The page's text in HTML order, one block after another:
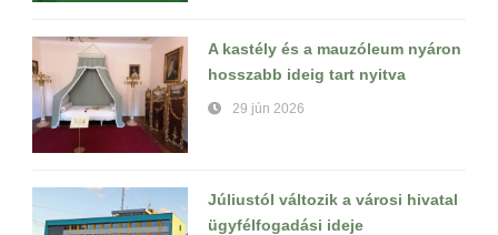
A kastély és a mauzóleum nyáron
hosszabb ideig tart nyitva
29 jún 2026
Júliustól változik a városi hivatal
ügyfélfogadási ideje